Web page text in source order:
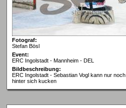
Fotograf:
Stefan Bösl
Event:
ERC Ingolstadt - Mannheim - DEL
Bildbeschreibung:
ERC Ingolstadt - Sebastian Vogl kann nur noch
hinter sich kucken